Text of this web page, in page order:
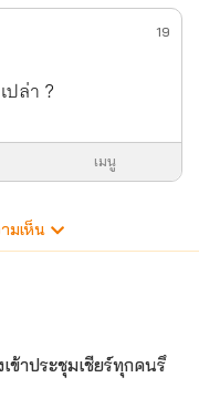
19
ปล่า ?
เมนู
มเห็น
ข้าประชุมเชียร์ทุกคนรึ